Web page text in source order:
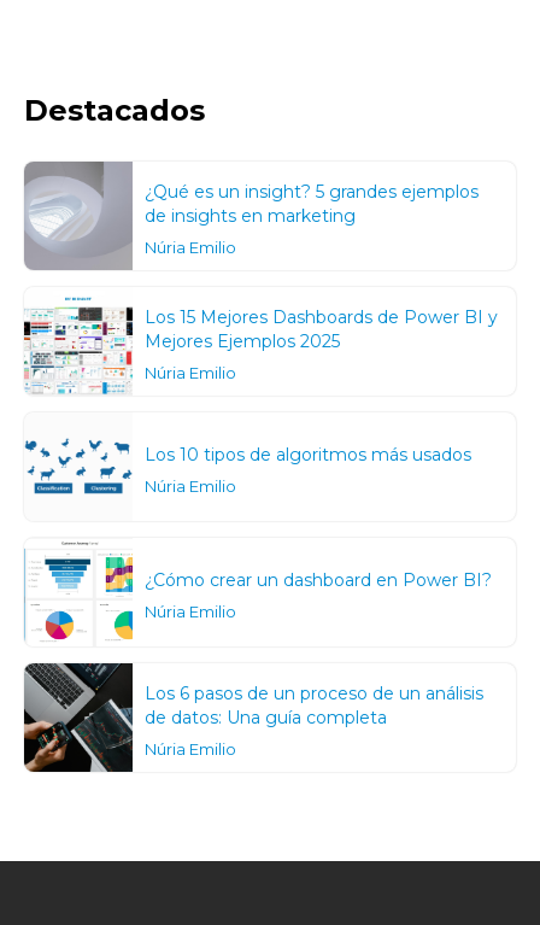
Destacados
¿Qué es un insight? 5 grandes ejemplos
de insights en marketing
Núria Emilio
Los 15 Mejores Dashboards de Power BI y
Mejores Ejemplos 2025
Núria Emilio
Los 10 tipos de algoritmos más usados
Núria Emilio
¿Cómo crear un dashboard en Power BI?
Núria Emilio
Los 6 pasos de un proceso de un análisis
de datos: Una guía completa
Núria Emilio